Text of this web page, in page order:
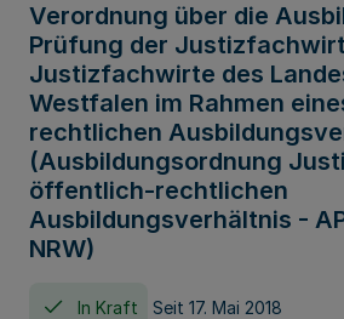
Verordnung über die
Prüfung der
Justizfachwirte des
Westfalen im Rahmen
rechtlichen
(Ausbildungsordnung
öffentlich-rechtlichen
Ausbildungsverhältnis -
NRW)
In Kraft Seit 17. Mai 2018